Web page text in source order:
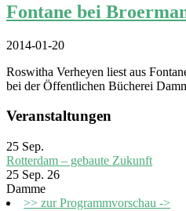
Fontane bei
2014-01-20
Roswitha Verheyen liest aus
bei der Öffentlichen Bücherei
Veranstaltungen
25 Sep.
Rotterdam – gebaute Zukunft
25 Sep. 26
Damme
>> zur Programmvorschau ->